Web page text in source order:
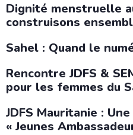
Dignité menstruelle
construisons
Sahel : Quand le
Rencontre JDFS &
pour les femmes du
JDFS Mauritanie :
« Jeunes